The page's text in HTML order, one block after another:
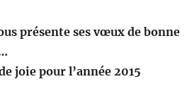
présente ses vœux de bonne
joie pour l’année 2015